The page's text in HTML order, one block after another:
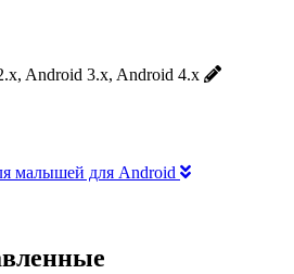
Android 3.x, Android 4.x
малышей для Android